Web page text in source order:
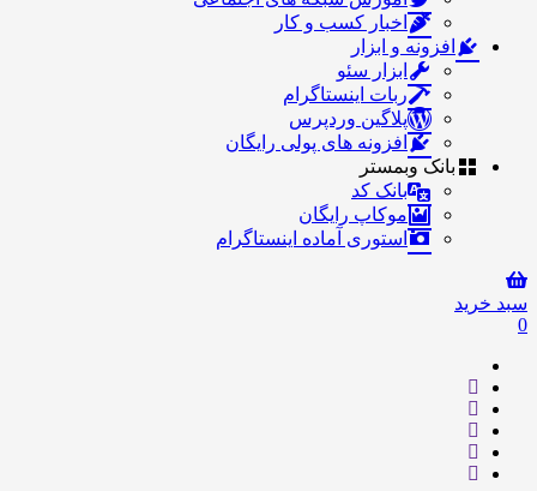
اخبار کسب و کار
افزونه و ابزار
ابزار سئو
ربات اینستاگرام
پلاگین وردپرس
افزونه های پولی رایگان
بانک وبمستر
بانک کد
موکاپ رایگان
استوری آماده اینستاگرام
سبد خرید
0